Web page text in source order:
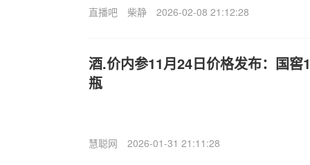
直播吧 柴静 2026-02-08 21:12:28
酒.价内参11月24日价格发布：国窖
瓶
慧聪网 2026-01-31 21:11:28